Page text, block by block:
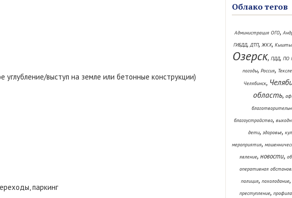
выступ на земле или бетонные конструкции)
паркинг
Облако тегов
Администрация ОГО,
ГИБДД,ДТП, ЖКХ,
Озерск, ПДД, ПО
погоды, Россия,
Челябинск,
область,
благоустройство,
дети, здоровье,
мероприятия,
явление, новости,
оперативная
полиция, похолодание,
преступление,